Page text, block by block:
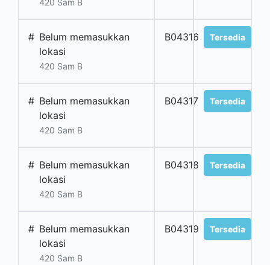
420 Sam B
# Belum memasukkan
lokasi
420 Sam B
B04316 Tersedia
# Belum memasukkan
lokasi
420 Sam B
B04317 Tersedia
# Belum memasukkan
lokasi
420 Sam B
B04318 Tersedia
# Belum memasukkan
lokasi
420 Sam B
B04319 Tersedia